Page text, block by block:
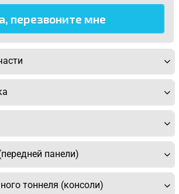
панели)
тоннеля (консоли)